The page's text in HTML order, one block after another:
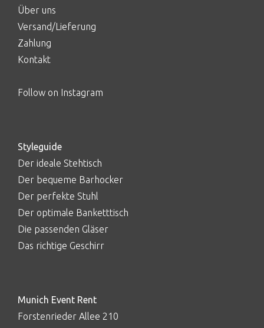
Über uns
Versand/Lieferung
Zahlung
Kontakt
Follow on Instagram
Styleguide
Der ideale Stehtisch
Der bequeme Barhocker
Der perfekte Stuhl
Der optimale Banketttisch
Die passenden Gläser
Das richtige Geschirr
Munich Event Rent
Forstenrieder Allee 210